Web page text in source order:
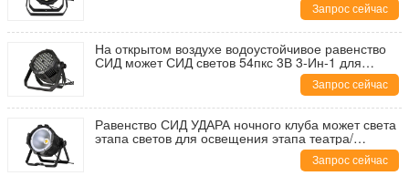
Запрос сейчас
На открытом воздухе водоустойчивое равенство
СИД может СИД светов 54пкс 3В 3-Ин-1 для
Запрос сейчас
Равенство СИД УДАРА ночного клуба может света
этапа светов для освещения этапа театра/
Запрос сейчас